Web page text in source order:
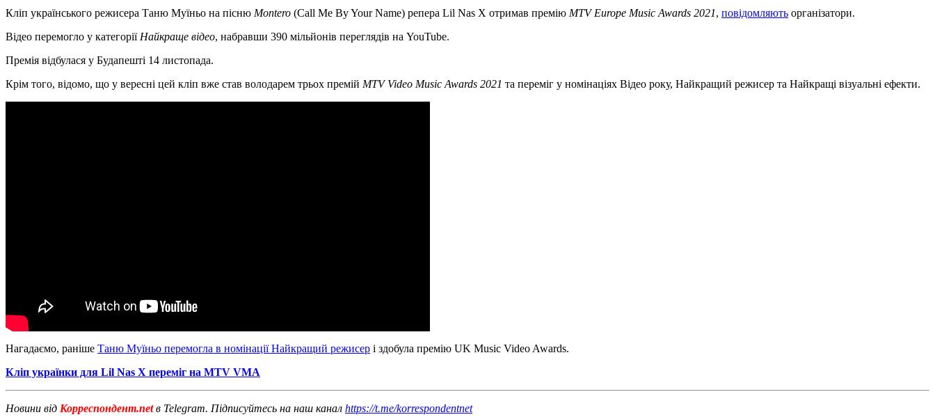
Кліп українського режисера Таню Муїньо на пісню Montero (Call Me By Your Name) репера Lil Nas X отримав премію MTV Europe Music Awards 2021, повідомляють організатори.
Відео перемогло у категорії Найкраще відео, набравши 390 мільйонів переглядів на YouTube.
Премія відбулася у Будапешті 14 листопада.
Крім того, відомо, що у вересні цей кліп вже став володарем трьох премій MTV Video Music Awards 2021 та переміг у номінаціях Відео року, Найкращий режисер та Найкращі візуальні ефекти.
Нагадаємо, раніше Таню Муїньо перемогла в номінації Найкращий режисер і здобула премію UK Music Video Awards.
Кліп українки для Lil Nas X переміг на MTV VMA
Новини від Корреспондент.netв Telegram. Підписуйтесь на наш канал https://t.me/korrespondentnet